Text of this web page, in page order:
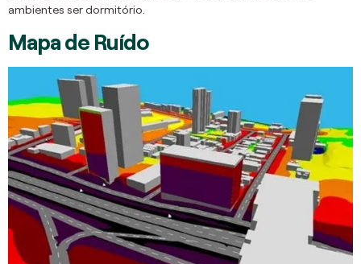
ambientes ser dormitório.
Mapa de Ruído